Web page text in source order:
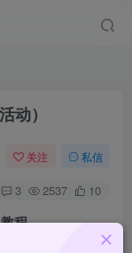
动）
关注 私信
3 2537 10
程